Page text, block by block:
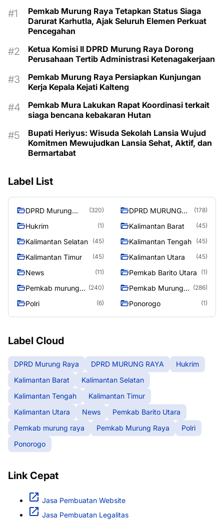
Pemkab Murung Raya Tetapkan Status Siaga
Darurat Karhutla, Ajak Seluruh Elemen Perkuat
Pencegahan
Ketua Komisi II DPRD Murung Raya Dorong
Perusahaan Tertib Administrasi Ketenagakerjaan
Pemkab Murung Raya Persiapkan Kunjungan
Kerja Kepala Kejati Kalteng
Pemkab Mura Lakukan Rapat Koordinasi terkait
siaga bencana kebakaran Hutan
Bupati Heriyus: Wisuda Sekolah Lansia Wujud
Komitmen Mewujudkan Lansia Sehat, Aktif, dan
Bermartabat
Label List
DPRD Murung
(320)
DPRD MURUNG
(178)
Hukrim (1) Kalimantan Barat (45)
Kalimantan Selatan (45) Kalimantan Tengah (45)
Kalimantan Timur (45) Kalimantan Utara (45)
News (11) Pemkab Barito Utara (1)
Pemkab murung
(240)
Pemkab Murung
(286)
Polri (6) Ponorogo (1)
Label Cloud
DPRD Murung Raya DPRD MURUNG RAYA
Hukrim
Kalimantan Barat
Kalimantan Selatan
Kalimantan Tengah
Kalimantan Timur
Kalimantan Utara
News
Pemkab Barito Utara
Pemkab murung raya
Pemkab Murung Raya
Polri
Ponorogo
Link Cepat
Jasa Pembuatan Website
Jasa Pembuatan Legalitas